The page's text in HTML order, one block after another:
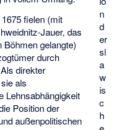
n
d
er
sl
a
w
is
c
h
fielen (mit
Jauer, das
Böhmen gelangte)
durch
direkter
als
Lehnsabhängigkeit
Position der
außenpolitischen